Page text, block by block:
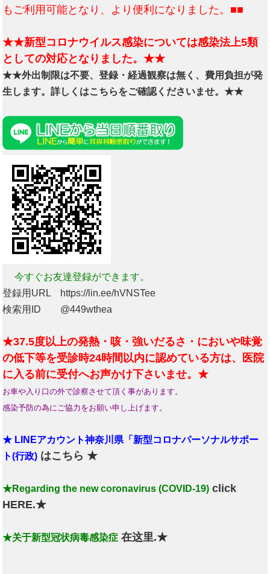
もご利用可能となり、より便利になりました。■■
★★新型コロナウイルス感染については感染法上5類
としての対応となりました。★★
★★外出制限は不要、登録・経過観察は無く、費用負担が発
生します。詳しくはこちらをご確認くださいませ。★★
今すぐお友達登録ができます。
登録用URL https://lin.ee/hVNSTee
検索用ID @449wthea
★37.5度以上の発熱・咳・強いだるさ・においや味覚
の低下等を受診時24時間以内に認めている方は、医院
に入る前に受付へお声かけ下さいませ。★
お車や入り口の外で診察させて頂く事があります。
感染予防の為にご協力をお願い申し上げます。
★ LINEアカウント神奈川県「新型コロナパーソナルサポー
ト(行政) はこちら ★
★Regarding the new coronavirus (COVID-19) click
HERE.★
★关于新型冠状病毒感染症 在这里.★